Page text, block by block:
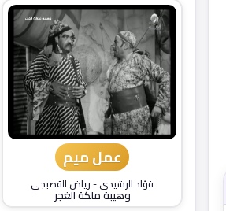
عمل ميم
فؤاد الرشيدي-رياض القصبجي
وهيبة ملكة الغجر